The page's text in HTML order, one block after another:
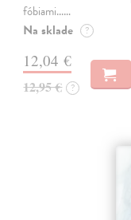
fóbiami...…
Na sklade ?
12,04 €
12,95 € ?